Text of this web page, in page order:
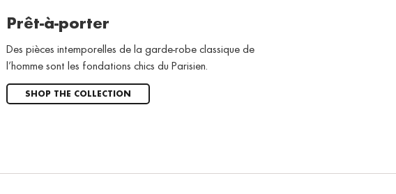
Prêt-à-porter
Des pièces intemporelles de la garde-robe classique de
l’homme sont les fondations chics du Parisien.
SHOP THE COLLECTION